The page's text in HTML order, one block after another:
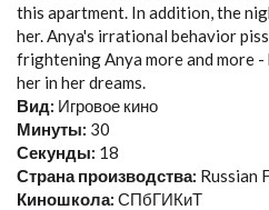
this apartment. In addition, the
her. Anya's irrational behavior
frightening Anya more and more -
her in her dreams.
Вид: Игровое кино
Минуты: 30
Секунды: 18
Страна производства: Russian
Киношкола: СПбГИКиТ